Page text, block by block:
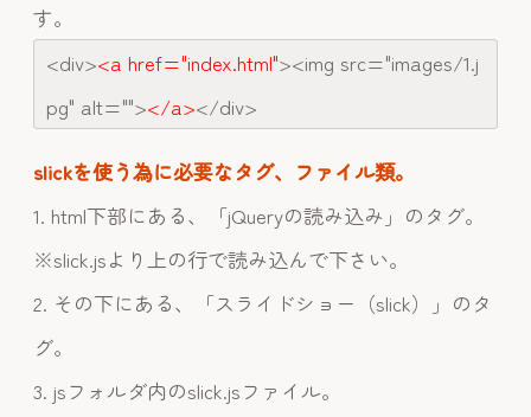
す。
<div><a href="index.html"><img src="images/1.j
pg" alt=""></a></div>
slickを使う為に必要なタグ、ファイル類。
1. html下部にある、「jQueryの読み込み」のタグ。
※slick.jsより上の行で読み込んで下さい。
2. その下にある、「スライドショー（slick）」のタ
グ。
3. jsフォルダ内のslick.jsファイル。